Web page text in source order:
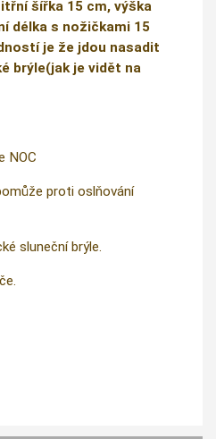
šířka 15 cm, výška
délka s nožičkami 15
je že jdou nasadit
brýle(jak je vidět na
NOC
proti oslňování
sluneční brýle.